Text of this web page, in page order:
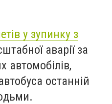
у зупинку з
аварії за
автомобілів,
останній